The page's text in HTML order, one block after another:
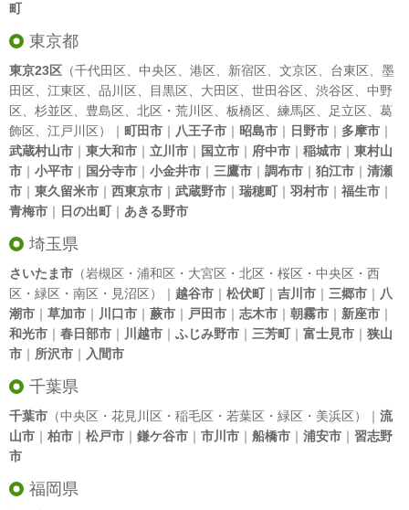
町
東京都
東京23区 （千代田区 中央区 港区 新宿区 文京区 台東区
墨
田区
江東区 品川区 目黒区 大田区 世田谷区 渋谷区
中野
区
杉並区 豊島区 北区 ・ 荒川区 板橋区 練馬区 足立区
葛
飾区
江戸川区）｜ 町田市 ｜ 八王子市 ｜ 昭島市 ｜ 日野市 ｜ 多摩市 ｜
武蔵村山市 ｜ 東大和市 ｜ 立川市 ｜ 国立市 ｜ 府中市 ｜ 稲城市 ｜ 東村山
市 ｜ 小平市 ｜ 国分寺市 ｜ 小金井市 ｜ 三鷹市 ｜ 調布市 ｜ 狛江市 ｜ 清瀬
市 ｜ 東久留米市 ｜ 西東京市 ｜ 武蔵野市 ｜ 瑞穂町｜ 羽村市 ｜ 福生市 ｜
青梅市 ｜ 日の出町｜ あきる野市
埼玉県
さいたま市 （岩槻区・浦和区・大宮区・北区・桜区・中央区・西
区・緑区・南区・見沼区）｜ 越谷市 ｜ 松伏町｜ 吉川市 ｜ 三郷市 ｜ 八
潮市 ｜ 草加市 ｜ 川口市 ｜ 蕨市 ｜ 戸田市 ｜ 志木市 ｜ 朝霧市 ｜ 新座市 ｜
和光市 ｜ 春日部市 ｜ 川越市 ｜ ふじみ野市 ｜ 三芳町｜ 富士見市 ｜ 狭山
市 ｜ 所沢市 ｜ 入間市
千葉県
千葉市 （中央区・花見川区・稲毛区・若葉区・緑区・美浜区）｜ 流
山市 ｜ 柏市 ｜ 松戸市 ｜ 鎌ケ谷市 ｜ 市川市 ｜ 船橋市 ｜ 浦安市 ｜ 習志野
市
福岡県